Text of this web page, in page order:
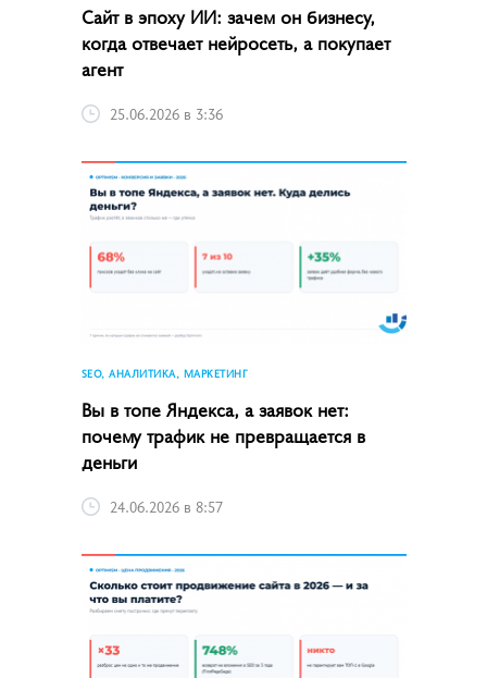
Сайт в эпоху ИИ: зачем он бизнесу,
когда отвечает нейросеть, а покупает
агент
25.06.2026 в 3:36
SEO, АНАЛИТИКА, МАРКЕТИНГ
Вы в топе Яндекса, а заявок нет:
почему трафик не превращается в
деньги
24.06.2026 в 8:57